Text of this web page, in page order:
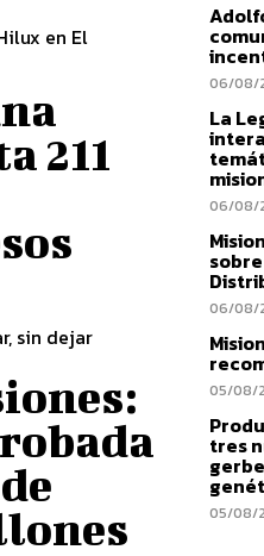
en El
211
sin dejar
06/08/
La
06/08/
06/08/
05/08/
tres
05/08/